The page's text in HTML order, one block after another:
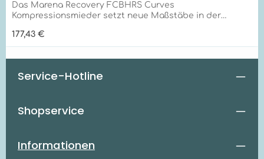
Das Marena Recovery FCBHRS Curves
Kompressionsmieder setzt neue Maßstäbe in der
Sanduhr-Silhouetten. Mit seiner innovativen TriFlex-
Technologie und außergewöhnlichen
Qualitätsmerkmalen bietet es unübertroffene
Einzigartige Vorteile für optimale Formung Das FCBHRS
Maßgeschneiderte Passform: Folgt den natürlichen
definierte Silhouette. Gezielte Kompression: Einlagige
Kompression an Hüften und Oberschenkeln verhindert
Regulärer Preis:
177,43 €
Service-Hotline
Shopservice
Informationen